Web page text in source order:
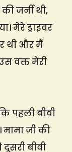
जर्नी थी,
मेरे ड्राइवर
थी और मैं
वक्त मेरी
पहली बीवी
जी की
बीवी